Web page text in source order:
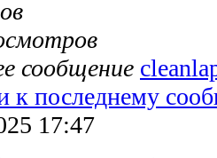
сообщение
17:47